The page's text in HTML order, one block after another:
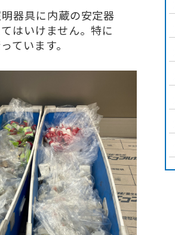
器具に内蔵の安定器
はいけません。特に
ています。